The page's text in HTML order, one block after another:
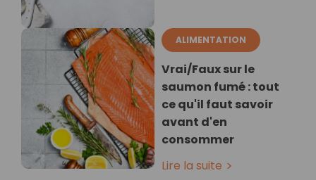
ALIMENTATION
Vrai/Faux sur le
saumon fumé : tout
ce qu'il faut savoir
avant d'en
consommer
Lire la suite